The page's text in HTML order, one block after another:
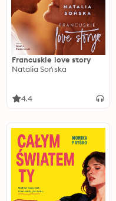
Francuskie love story
Natalia Sońska
4.4